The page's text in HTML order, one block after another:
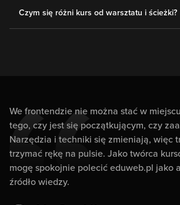
Czym się różni kurs od warsztatu i ścieżki?
We frontendzie nie można stać w
tego, czy jest się początkującym, czy
Narzędzia i techniki się zmieniają, więc
trzymać rękę na pulsie. Jako twórca
mogę spokojnie polecić eduweb.pl jako
źródło wiedzy.